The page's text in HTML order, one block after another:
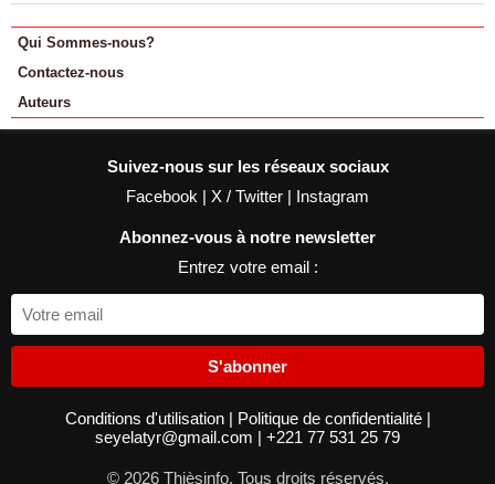
Qui Sommes-nous?
Contactez-nous
Auteurs
Suivez-nous sur les réseaux sociaux
Facebook | X / Twitter | Instagram
Abonnez-vous à notre newsletter
Entrez votre email :
S'abonner
Conditions d'utilisation | Politique de confidentialité |
seyelatyr@gmail.com | +221 77 531 25 79
© 2026 Thièsinfo. Tous droits réservés.